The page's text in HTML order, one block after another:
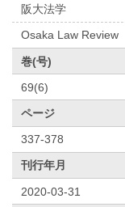
阪大法学
Osaka Law Review
巻(号)
69(6)
ページ
337-378
刊行年月
2020-03-31